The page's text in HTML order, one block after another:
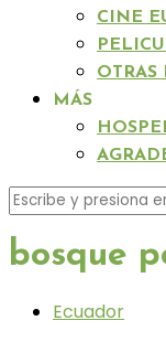
CINE
OTRAS
MÁS
bosque
Ecuador